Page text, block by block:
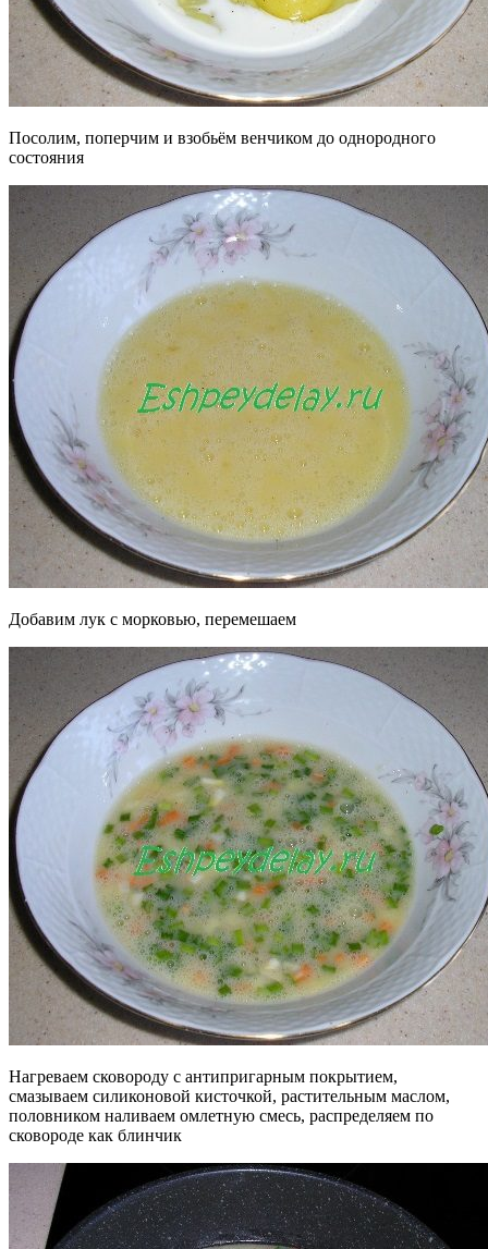
Посолим, поперчим и взобьём венчиком до однородного
состояния
Добавим лук с морковью, перемешаем
Нагреваем сковороду с антипригарным покрытием,
смазываем силиконовой кисточкой, растительным маслом,
половником наливаем омлетную смесь, распределяем по
сковороде как блинчик